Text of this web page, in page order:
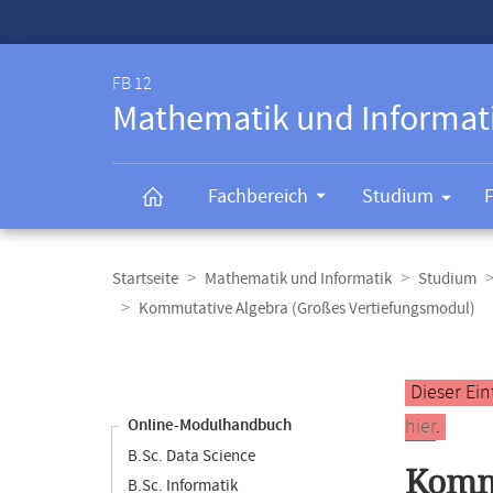
FB 12
Mathematik und
Fachbereich Studium
Navigation
Startseite Mathematik und Informatik Studium
Kommutative Algebra (Großes Vertiefungsmodul)
Online-Modulhandbuch
B.Sc. Data Science
B.Sc. Informatik
Hauptinhalt
Dieser
hier.